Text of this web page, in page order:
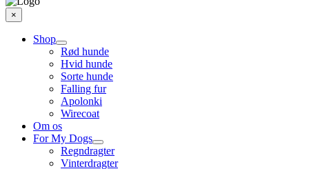
×
Shop
Rød hunde
Hvid hunde
Sorte hunde
Falling fur
Apolonki
Wirecoat
Om os
For My Dogs
Regndragter
Vinterdragter